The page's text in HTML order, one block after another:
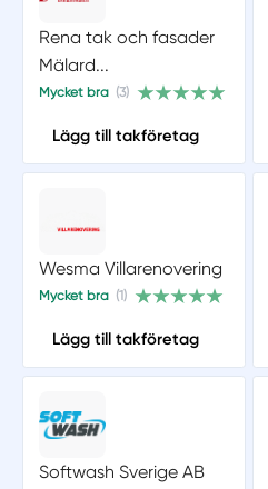
Rena tak och fasader
Mälard...
Mycket bra (3)
Lägg till takföretag
Wesma Villarenovering
Mycket bra (1)
Lägg till takföretag
Softwash Sverige AB